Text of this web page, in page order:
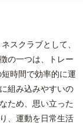
スクラブとして、
の一つは、トレー
時間で効率的に運
組み込みやすいの
ため、思い立った
、運動を日常生活